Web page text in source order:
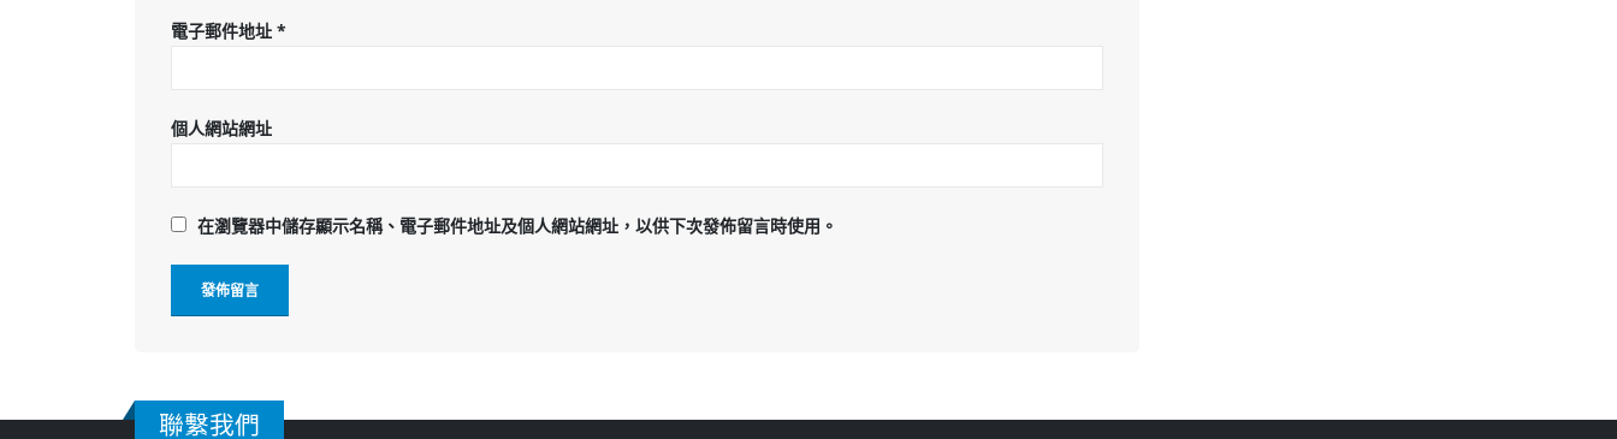
電子郵件地址 *
個人網站網址
在瀏覽器中儲存顯示名稱、電子郵件地址及個人網站網址，以供下次發佈留言時使用。
聯繫我們